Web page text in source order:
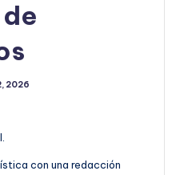
2026
con una redacción